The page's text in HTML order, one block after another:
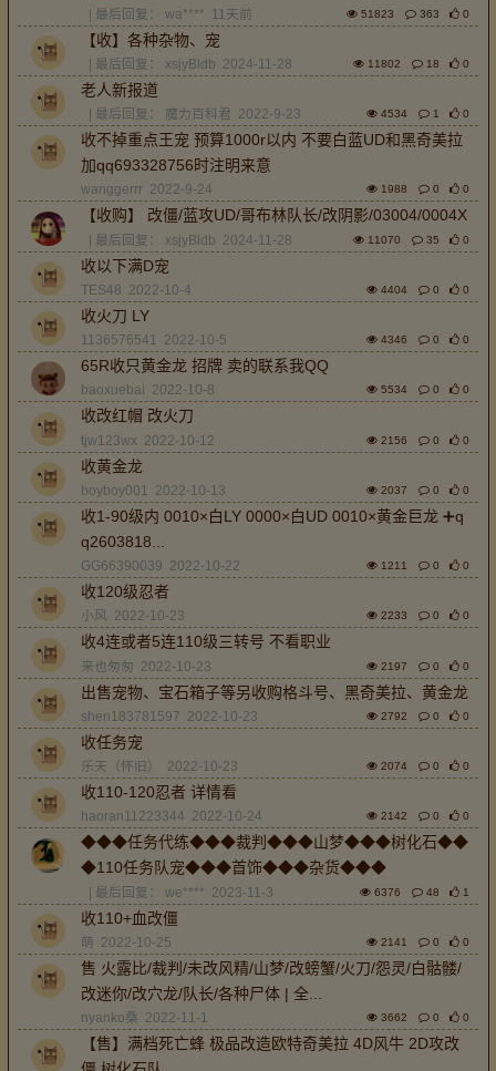
| 最后回复： wa**** 11天前 51823 363 0
【收】各种杂物、宠
| 最后回复： xsjyBldb 2024-11-28 11802 18 0
老人新报道
| 最后回复： 魔力百科君 2022-9-23 4534 1 0
收不掉重点王宠 预算1000r以内 不要白蓝UD和黑奇美拉
加qq693328756时注明来意
wanggerrr 2022-9-24 1988 0 0
【收购】 改僵/蓝攻UD/哥布林队长/改阴影/03004/0004X
| 最后回复： xsjyBldb 2024-11-28 11070 35 0
收以下满D宠
TES48 2022-10-4 4404 0 0
收火刀 LY
1136576541 2022-10-5 4346 0 0
65R收只黄金龙 招牌 卖的联系我QQ
baoxuebai 2022-10-8 5534 0 0
收改红帽 改火刀
tjw123wx 2022-10-12 2156 0 0
收黄金龙
boyboy001 2022-10-13 2037 0 0
收1-90级内 0010×白LY 0000×白UD 0010×黄金巨龙 ➕q
q2603818...
GG66390039 2022-10-22 1211 0 0
收120级忍者
小风 2022-10-23 2233 0 0
收4连或者5连110级三转号 不看职业
来也匆匆 2022-10-23 2197 0 0
出售宠物、宝石箱子等另收购格斗号、黑奇美拉、黄金龙
shen183781597 2022-10-23 2792 0 0
收任务宠
乐天（怀旧） 2022-10-23 2074 0 0
收110-120忍者 详情看
haoran11223344 2022-10-24 2142 0 0
◆◆◆任务代练◆◆◆裁判◆◆◆山梦◆◆◆树化石◆◆
◆110任务队宠◆◆◆首饰◆◆◆杂货◆◆◆
| 最后回复： we**** 2023-11-3 6376 48 1
收110+血改僵
萌 2022-10-25 2141 0 0
售 火露比/裁判/未改风精/山梦/改螃蟹/火刀/怨灵/白骷髅/
改迷你/改穴龙/队长/各种尸体 | 全...
nyanko桑 2022-11-1 3662 0 0
【售】满档死亡蜂 极品改造欧特奇美拉 4D风牛 2D攻改